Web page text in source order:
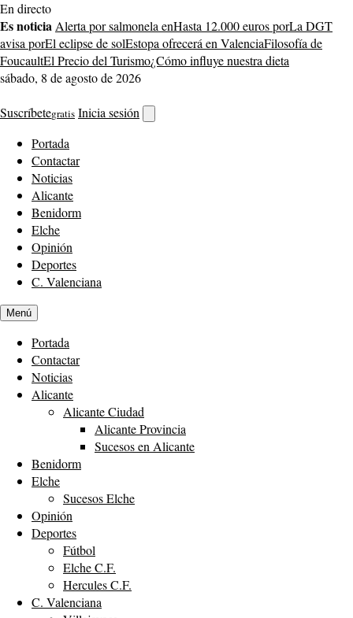
Saltar
al
contenido
En directo
Es noticia Alerta por salmonela enHasta 12.000 euros porLa DGT
avisa porEl eclipse de solEstopa ofrecerá en ValenciaFilosofía de
FoucaultEl Precio del Turismo¿Cómo influye nuestra dieta
sábado, 8 de agosto de 2026
Suscríbetegratis Inicia sesión
buscador
Portada
Contactar
Noticias
Alicante
Benidorm
Elche
Opinión
Deportes
C. Valenciana
Menú
Portada
Contactar
Noticias
Alicante
Alicante Ciudad
Alicante Provincia
Sucesos en Alicante
Benidorm
Elche
Sucesos Elche
Opinión
Deportes
Fútbol
Elche C.F.
Hercules C.F.
C. Valenciana